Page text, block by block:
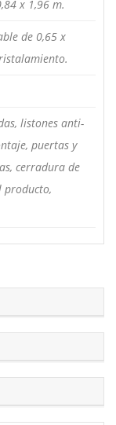
x 1,96 m.
de 0,65 x
listones anti-
puertas y
cerradura de
producto,